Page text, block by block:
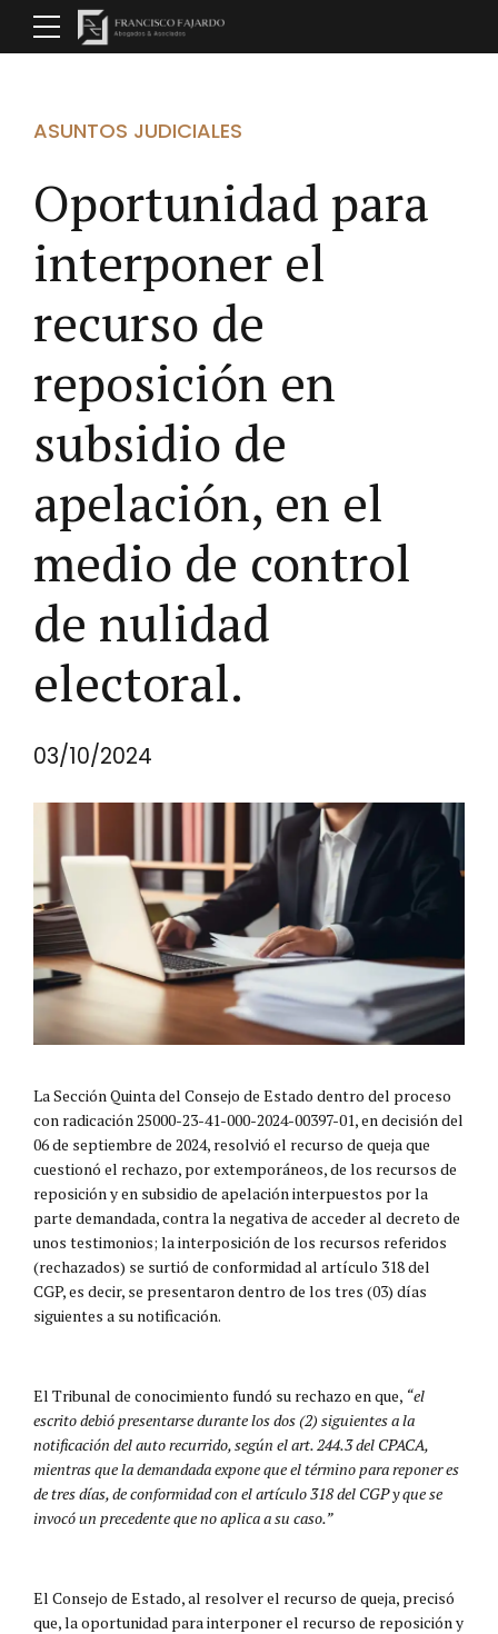
ASUNTOS JUDICIALES
Oportunidad para
interponer el
recurso de
reposición en
subsidio de
apelación, en el
medio de control
de nulidad
electoral.
03/10/2024
La Sección Quinta del Consejo de Estado dentro del proceso
con radicación 25000-23-41-000-2024-00397-01, en decisión del
06 de septiembre de 2024, resolvió el recurso de queja que
cuestionó el rechazo, por extemporáneos, de los recursos de
reposición y en subsidio de apelación interpuestos por la
parte demandada, contra la negativa de acceder al decreto de
unos testimonios; la interposición de los recursos referidos
(rechazados) se surtió de conformidad al artículo 318 del
CGP, es decir, se presentaron dentro de los tres (03) días
siguientes a su notificación.
El Tribunal de conocimiento fundó su rechazo en que, “el
escrito debió presentarse durante los dos (2) siguientes a la
notificación del auto recurrido, según el art. 244.3 del CPACA,
mientras que la demandada expone que el término para reponer es
de tres días, de conformidad con el artículo 318 del CGP y que se
invocó un precedente que no aplica a su caso.”
El Consejo de Estado, al resolver el recurso de queja, precisó
que, la oportunidad para interponer el recurso de reposición y